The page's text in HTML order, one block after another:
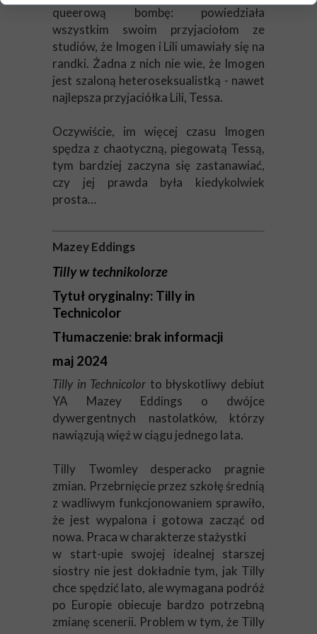
queerową bombę: powiedziała
wszystkim swoim przyjaciołom ze
studiów, że Imogen i Lili umawiały się na
randki. Żadna z nich nie wie, że Imogen
jest szaloną heteroseksualistką - nawet
najlepsza przyjaciółka Lili, Tessa.
Oczywiście, im więcej czasu Imogen
spędza z chaotyczną, piegowatą Tessą,
tym bardziej zaczyna się zastanawiać,
czy jej prawda była kiedykolwiek
prosta…
Mazey Eddings
Tilly w technikolorze
Tytuł oryginalny: Tilly in
Technicolor
Tłumaczenie: brak informacji
maj 2024
Tilly in Technicolor to błyskotliwy debiut
YA Mazey Eddings o dwójce
dywergentnych nastolatków, którzy
nawiązują więź w ciągu jednego lata.
Tilly Twomley desperacko pragnie
zmian. Przebrnięcie przez szkołę średnią
z wadliwym funkcjonowaniem sprawiło,
że jest wypalona i gotowa zacząć od
nowa. Praca w charakterze stażystki
w start-upie swojej idealnej starszej
siostry nie jest dokładnie tym, jak Tilly
chce spędzić lato, ale wymagana podróż
po Europie obiecuje bardzo potrzebną
zmianę scenerii. Problem w tym, że Tilly